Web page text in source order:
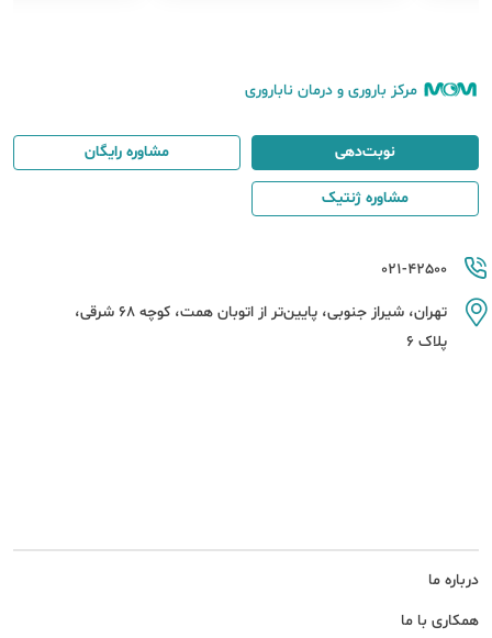
مرکز باروری و درمان ناباروری
درباره ما
همکاری با ما
021-42500
تهران، شیراز جنوبی، پایین‌تر از اتوبان همت، کوچه 68 شرقی،
پلاک 6
نوبت‌دهی مشاوره رایگان
مشاوره ژنتیک